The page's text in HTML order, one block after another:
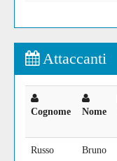
Attaccanti
Cognome Nome
Russo Bruno